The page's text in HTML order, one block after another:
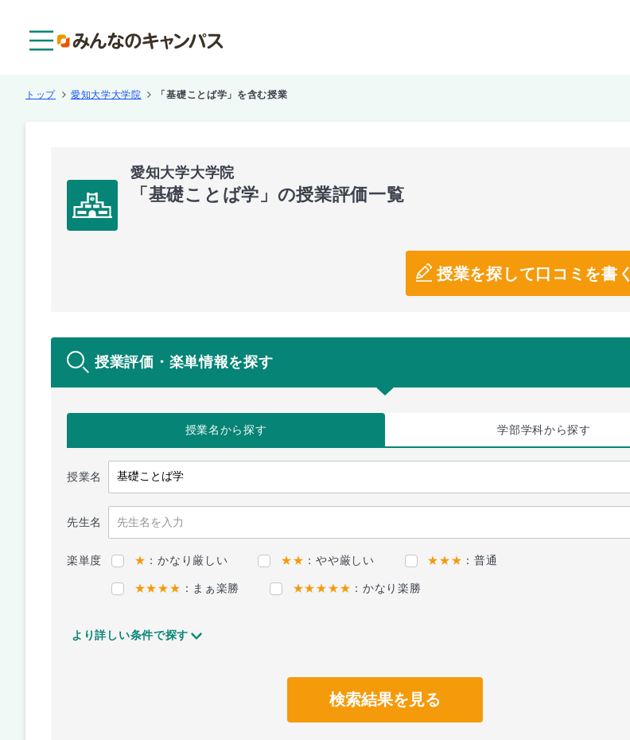
トップ 愛知大学大学院 「基礎ことば学」を含む授業
愛知大学大学院
「基礎ことば学」の授業評価一覧
授業を探して口コミを書く
授業評価・楽単情報を探す
授業名から探す 学部学科から探す
授業名
先生名
楽単度 ★ ：かなり厳しい ★★ ：やや厳しい ★★★ ：普通
★★★★ ：まぁ楽勝 ★★★★★ ：かなり楽勝
より詳しい条件で探す
検索結果を見る